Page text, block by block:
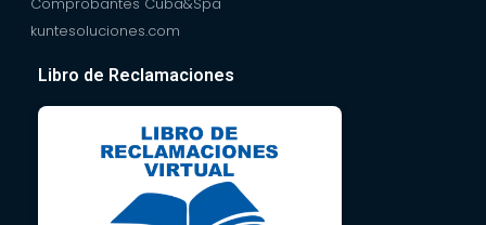
kuntesoluciones.com
Libro de Reclamaciones